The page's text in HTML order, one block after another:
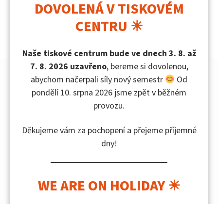
University Press
Questions about our services
Monday to Friday:9:00 am – 12:00 pm, 1:00
pm – 4:00 pm
DOVOLENÁ V TISKOVÉM
CENTRU ☀
Naše tiskové centrum bude ve dnech 3. 8. až
7. 8. 2026 uzavřeno, bereme si dovolenou,
abychom načerpali síly nový semestr
Od
pondělí 10. srpna 2026 jsme zpět v běžném
provozu.
Děkujeme vám za pochopení a přejeme příjemné
dny!
WE ARE ON HOLIDAY ☀